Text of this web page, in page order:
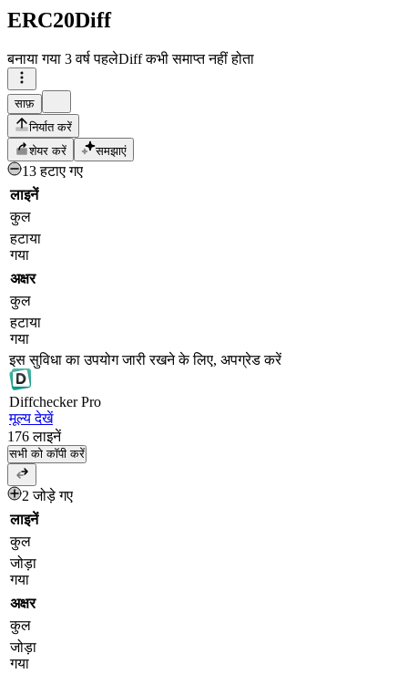
ERC20Diff
बनाया गया 3 वर्ष पहलेDiff कभी समाप्त नहीं होता
साफ़
निर्यात करें
शेयर करें
समझाएं
13 हटाए गए
लाइनें
कुल
हटाया
गया
अक्षर
कुल
हटाया
गया
इस सुविधा का उपयोग जारी रखने के लिए, अपग्रेड करें
DiffcheckerPro
मूल्य देखें
176 लाइनें
सभी को कॉपी करें
2 जोड़े गए
लाइनें
कुल
जोड़ा
गया
अक्षर
कुल
जोड़ा
गया